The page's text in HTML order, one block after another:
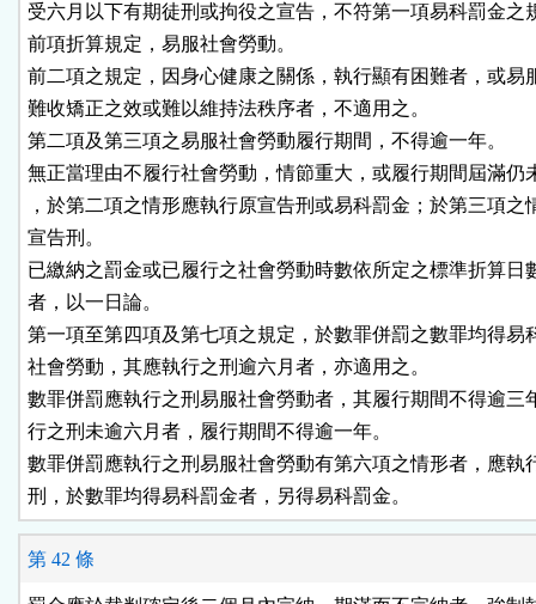
受六月以下有期徒刑或拘役之宣告，不符第一項易科罰金之
前項折算規定，易服社會勞動。
前二項之規定，因身心健康之關係，執行顯有困難者，或易
難收矯正之效或難以維持法秩序者，不適用之。
第二項及第三項之易服社會勞動履行期間，不得逾一年。
無正當理由不履行社會勞動，情節重大，或履行期間屆滿仍
，於第二項之情形應執行原宣告刑或易科罰金；於第三項之
宣告刑。
已繳納之罰金或已履行之社會勞動時數依所定之標準折算日
者，以一日論。
第一項至第四項及第七項之規定，於數罪併罰之數罪均得易
社會勞動，其應執行之刑逾六月者，亦適用之。
數罪併罰應執行之刑易服社會勞動者，其履行期間不得逾三
行之刑未逾六月者，履行期間不得逾一年。
數罪併罰應執行之刑易服社會勞動有第六項之情形者，應執
刑，於數罪均得易科罰金者，另得易科罰金。
第 42 條